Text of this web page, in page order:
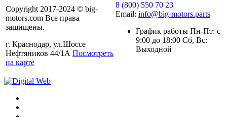
Copyright 2017-2024 © big-
motors.com Все права
защищены.
г. Краснодар, ул.Шоссе
Нефтяников 44/1А Посмотреть
на карте
8 (800) 550 70 23
Email: info@big-motors.parts
График работы Пн-Пт: с
9:00 до 18:00 Сб, Вс:
Выходной